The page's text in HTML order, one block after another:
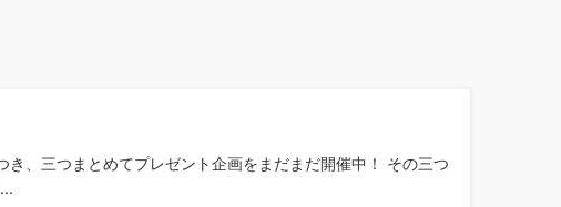
、三つまとめてプレゼント企画をまだまだ開催中！ その三つ